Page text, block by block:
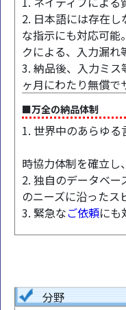
2. 日本語には存在
な指示にも対応可能
クによる、入力漏れ
3. 納品後、入力ミ
ヶ月にわたり無償で
■万全の納品体制
1. 世界中のあらゆ
時協力体制を確立し、
2. 独自のデータベ
のニーズに沿ったス
3. 緊急なご依頼にも
分野